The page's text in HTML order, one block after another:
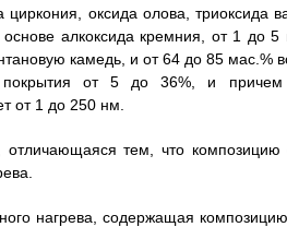
циркония, оксида олова, триоксида
алкоксида кремния, от 1 до 5
камедь, и от 64 до 85 мас.%
покрытия от 5 до 36%, и причем
от 1 до 250 нм.
тем, что композицию
нагрева, содержащая